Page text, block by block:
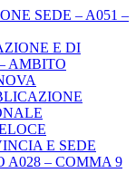
SEDE – A051 –
E DI
AMBITO
E SEDE
A028 – COMMA 9